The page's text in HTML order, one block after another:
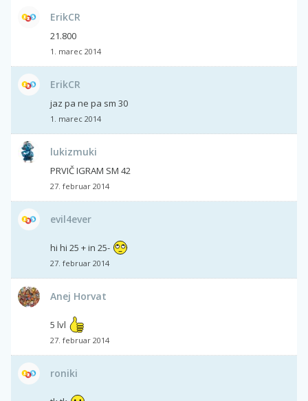
ErikCR
21.800
1. marec 2014
ErikCR
jaz pa ne pa sm 30
1. marec 2014
lukizmuki
PRVIČ IGRAM SM 42
27. februar 2014
evil4ever
hi hi 25 + in 25-
27. februar 2014
Anej Horvat
5 lvl
27. februar 2014
roniki